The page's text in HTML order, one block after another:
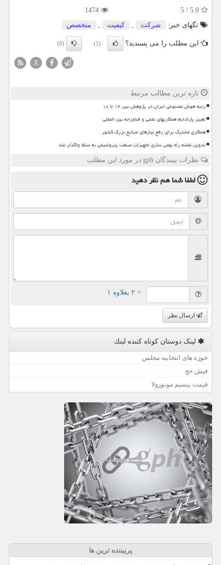
5.0
/
5
1474
تگهای خبر:
شركت , كیفیت , متخصص
این مطلب را می پسندید؟ (1)
(0)
X
تازه ترین مطالب مرتبط
رتبه هوش مصنوعی ایران در پژوهش بین ۱۲ تا ۱۸
تغییر پارادایم همکاریهای علمی و فناورانه بین المللی
همکاری مشترک برای رفع نیازهای صنایع بزرگ کشور
تدوین نقشه راه بومی سازی تجهیزات صنعت پتروشیمی به ستفا واگذار شد
نظرات بینندگان gph در مورد این مطلب
لطفا شما همنظر دهید
= ۲ بعلاوه ۱
ارسال نظر
لینک دوستان كوتاه كننده لینك
حوزه های انتخابیه مجلس
فیش حج
قیمت بیسیم موتورولا
پربیننده ترین ها